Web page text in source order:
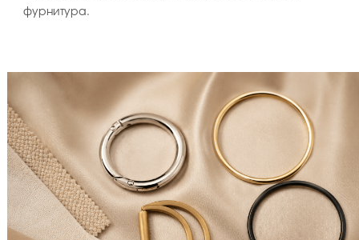
фурнитура.